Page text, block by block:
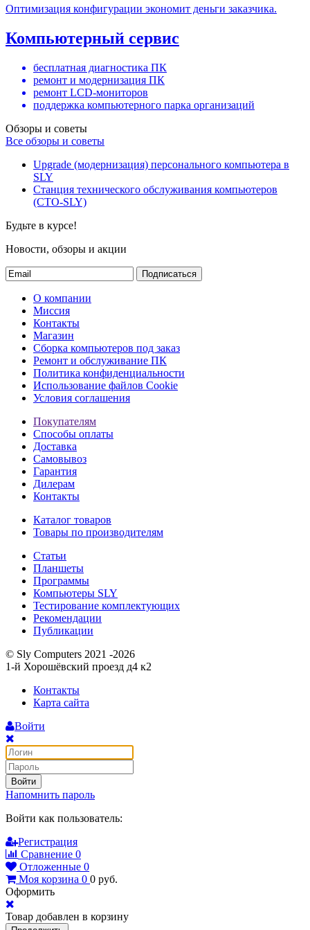
Оптимизация конфигурации экономит деньги заказчика.
Компьютерный сервис
бесплатная диагностика ПК
ремонт и модернизация ПК
ремонт LCD-мониторов
поддержка компьютерного парка организаций
Обзоры и советы
Все обзоры и советы
Upgrade (модернизация) персонального компьютера в
SLY
Станция технического обслуживания компьютеров
(СТО-SLY)
Будьте в курсе!
Новости, обзоры и акции
Подписаться
О компании
Миссия
Контакты
Магазин
Сборка компьютеров под заказ
Ремонт и обслуживание ПК
Политика конфиденциальности
Использование файлов Cookie
Условия соглашения
Покупателям
Способы оплаты
Доставка
Самовывоз
Гарантия
Дилерам
Контакты
Каталог товаров
Товары по производителям
Статьи
Планшеты
Программы
Компьютеры SLY
Тестирование комплектующих
Рекомендации
Публикации
© Sly Computers 2021 -2026
1-й Хорошёвский проезд д4 к2
Контакты
Карта сайта
Войти
Войти
Напомнить пароль
Войти как пользователь:
Регистрация
Сравнение 0
Отложенные 0
Моя корзина 0 0 руб.
Оформить
Товар добавлен в корзину